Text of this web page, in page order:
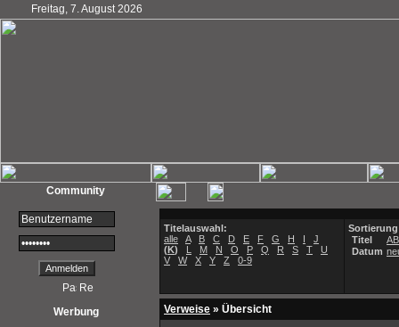
Freitag, 7. August 2026
Community
Werbung
Titelauswahl:
alle
A B C D E F G H I
J
(K) L M N O P Q R S T
U
V
W X Y Z 0-9
Titel
Datum
Verweise » Übersicht